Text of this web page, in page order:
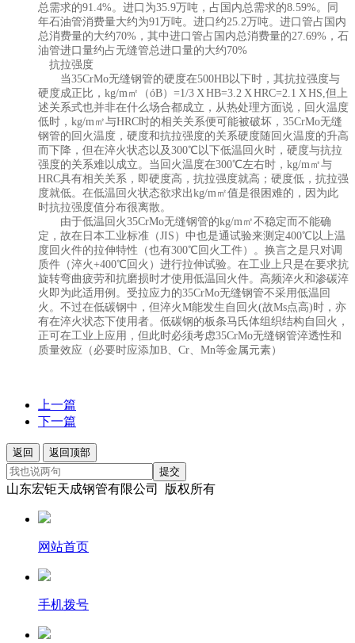
总需求的91.4%。进口为35.9万吨，占国内总需求的8.59%。同
年石油管消费量大约为91万吨。进口约25.2万吨。进口管占国内
总消费量的大约70%，其中进口管占国内总消费量的27.69%，石
油管进口量约占无缝管总进口量的大约70%
抗拉强度
当35CrMo无缝钢管的硬度在500HB以下时，其抗拉强度与
硬度成正比，kg/m㎡（óB）=1/3 X HB=3.2 X HRC=2.1 X HS,但上
述关系式也并非在什么场合都成立，从热处理方面说，回火温度
低时，kg/m㎡与HRC时的相关关系便可能被破坏，35CrMo无缝
钢管的回火温度，硬度和抗拉强度的关系硬度随回火温度的升高
而下降，但在淬火状态以及300℃以下低温回火时，硬度与抗拉
强度的关系难以成立。当回火温度在300℃左右时，kg/m㎡与
HRC具有相关关系，即硬度高，抗拉强度就高；硬度低，抗拉强
度就低。在低温回火状态欲求出kg/m㎡值是很困难的，因为此
时抗拉强度值分布很离散。
由于低温回火35CrMo无缝钢管的kg/m㎡不稳定而不能确
定，故在日本工业标准（JIS）中也是通试验来测定400℃以上温
度回火件的拉伸特性（也有300℃回火工件）。换言之是只对调
质件（淬火+400℃回火）进行拉伸试验。在工业上只是在要求抗
旋转弯曲疲劳和抗磨损时才使用低温回火件。高频淬火和渗碳淬
火即为此适用例。受拉应力的35CrMo无缝钢管不采用低温回
火。不过在低碳钢中，但淬火M能发生自回火(故Ms点高)时，亦
有在淬火状态下使用者。低碳钢的板条马氏体组织结构自回火，
正可在工业上应用，但此时必须考虑35CrMo无缝钢管淬透性和
质量效应（必要时应添加B、Cr、Mn等金属元素）
上一篇
下一篇
返回
返回顶部
提交
山东宏钜天成钢管有限公司 版权所有
网站首页
手机拨号